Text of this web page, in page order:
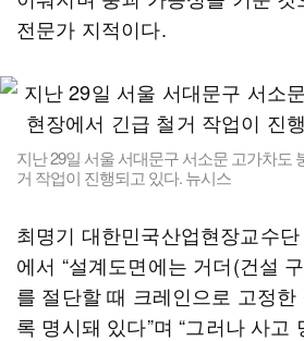
전문가 지적이다.
지난 29일 서울 서대문구 서소문 고가차도
거 작업이 진행되고 있다. 뉴시스
최명기 대한민국산업현장교수
에서 “설계도면에는 거더(건설
를 절단할 때 크레인으로 고정한
록 명시돼 있다”며 “그러나 사고